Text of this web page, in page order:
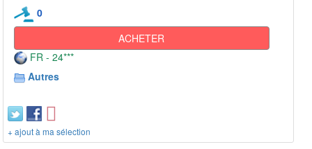
0
ACHETER
FR - 24***
Autres
+ ajout à ma sélection